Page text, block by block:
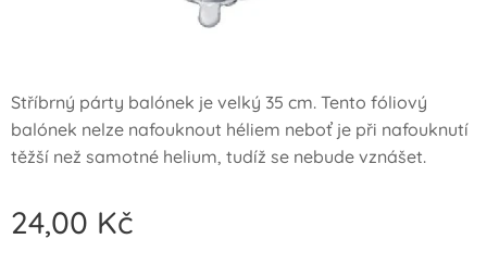
Stříbrný párty balónek je velký 35 cm. Tento fóliový
balónek nelze nafouknout héliem neboť je při nafouknutí
těžší než samotné helium, tudíž se nebude vznášet.
24,00 Kč